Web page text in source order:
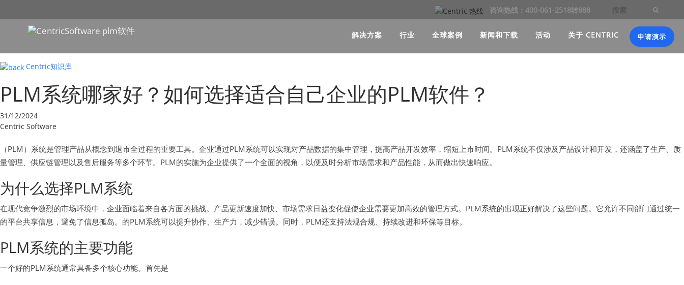
咨询热线：400-061-2518转888
解决方案 行业 全球案例 新闻和下载 活动 关于 CENTRIC 申请演示
Centric知识库
PLM系统哪家好？如何选择适合自己企业的PLM软件？
31/12/2024
Centric Software
（PLM）系统是管理产品从概念到退市全过程的重要工具。企业通过PLM系统可以实现对产品数据的集中管理，提高产品开发效率，缩短上市时间。PLM系统不仅涉及产品设计和开发，还涵盖了生产、质
量管理、供应链管理以及售后服务等多个环节。PLM的实施为企业提供了一个全面的视角，以便及时分析市场需求和产品性能，从而做出快速响应。
为什么选择PLM系统
在现代竞争激烈的市场环境中，企业面临着来自各方面的挑战。产品更新速度加快、市场需求日益变化促使企业需要更加高效的管理方式。PLM系统的出现正好解决了这些问题。它允许不同部门通过统一
的平台共享信息，避免了信息孤岛。的PLM系统可以提升协作、生产力，减少错误。同时，PLM还支持法规合规、持续改进和环保等目标。
PLM系统的主要功能
一个好的PLM系统通常具备多个核心功能。首先是